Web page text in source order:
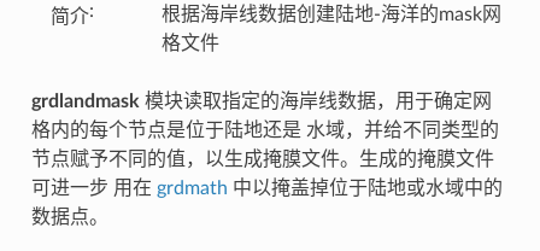
简介:
根据海岸线数据创建陆地-海洋的mask网
格文件
grdlandmask模块读取指定的海岸线数据，用于确定网
格内的每个节点是位于陆地还是 水域，并给不同类型的
节点赋予不同的值，以生成掩膜文件。生成的掩膜文件
可进一步 用在 grdmath 中以掩盖掉位于陆地或水域中的
数据点。